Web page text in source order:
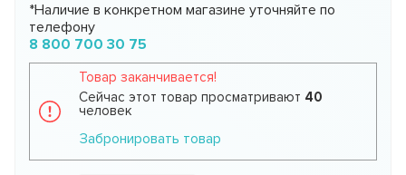
*Наличие в конкретном магазине уточняйте по
телефону
8 800 700 30 75
Товар заканчивается!
Сейчас этот товар просматривают 40
человек
Забронировать товар